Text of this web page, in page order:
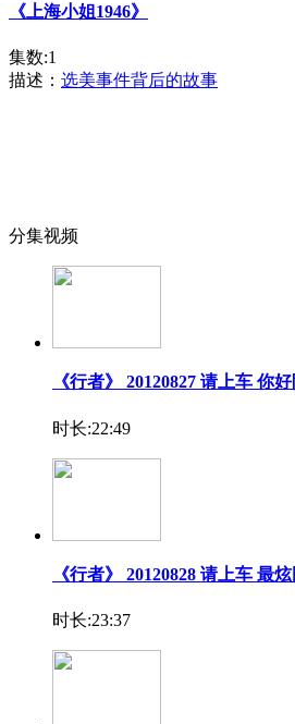
《上海小姐1946》
集数:1
描述： 选美事件背后的故事
分集视频
《行者》 20120827 请上车 你
时长:22:49
《行者》 20120828 请上车 最
时长:23:37